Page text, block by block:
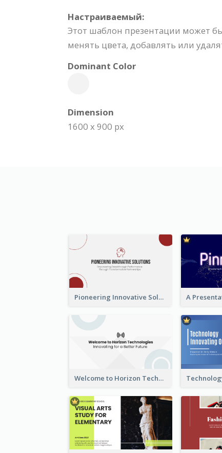
Настраиваемый:
Этот шаблон презентации может
менять цвета, добавлять или
Dominant Color
Dimension
1600 x 900 px
Pioneering Innovative Solutions Company Overview
Welcome to Horizon Technologies- Innovating for a Better Future